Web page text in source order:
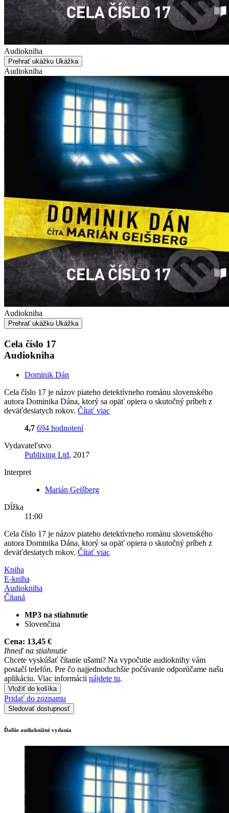
Audiokniha
Prehrať ukážku Ukážka
Audiokniha
Audiokniha
Prehrať ukážku Ukážka
Cela číslo 17
Audiokniha
Dominik Dán
Cela číslo 17 je názov piateho detektívneho románu slovenského
autora Dominika Dána, ktorý sa opäť opiera o skutočný príbeh z
deväťdesiatych rokov. Čítať viac
4,7 694 hodnotení
Vydavateľstvo
Publixing Ltd, 2017
Interpret
Marián Geišberg
Dĺžka
11:00
Cela číslo 17 je názov piateho detektívneho románu slovenského
autora Dominika Dána, ktorý sa opäť opiera o skutočný príbeh z
deväťdesiatych rokov. Čítať viac
Kniha
E-kniha
Audiokniha
Čítaná
MP3 na stiahnutie
Slovenčina
Cena: 13,45 €
Ihneď na stiahnutie
Chcete vyskúšať čítanie ušami? Na vypočutie audioknihy vám
postačí telefón. Pre čo najjednoduchšie počúvanie odporúčame našu
aplikáciu. Viac informácii nájdete tu.
Vložiť do košíka
Pridať do zoznamu
Sledovať dostupnosť
Ďalšie audioknižné vydania